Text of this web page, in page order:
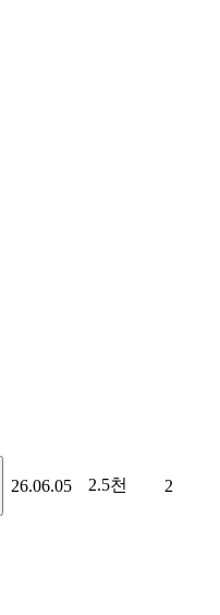
26.06.05 2.5천 2